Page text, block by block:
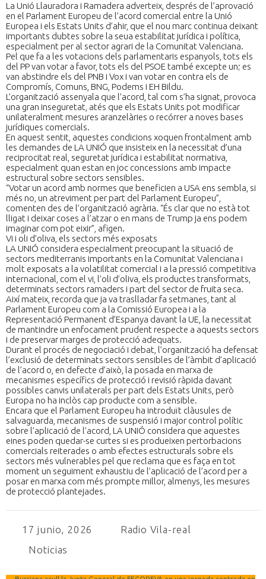
La Unió Llauradora i Ramadera adverteix, després de l’aprovació
en el Parlament Europeu de l’acord comercial entre la Unió
Europea i els Estats Units d’ahir, que el nou marc continua deixant
importants dubtes sobre la seua estabilitat jurídica i política,
especialment per al sector agrari de la Comunitat Valenciana.
Pel que fa a les votacions dels parlamentaris espanyols, tots els
del PP van votar a favor, tots els del PSOE també excepte un; es
van abstindre els del PNB i Vox i van votar en contra els de
Compromís, Comuns, BNG, Podems i EH Bildu.
L’organització assenyala que l’acord, tal com s’ha signat, provoca
una gran inseguretat, atés que els Estats Units pot modificar
unilateralment mesures aranzelàries o recórrer a noves bases
jurídiques comercials.
En aquest sentit, aquestes condicions xoquen frontalment amb
les demandes de LA UNIÓ que insisteix en la necessitat d’una
reciprocitat real, seguretat jurídica i estabilitat normativa,
especialment quan estan en joc concessions amb impacte
estructural sobre sectors sensibles.
“Votar un acord amb normes que beneficien a USA ens sembla, si
més no, un atreviment per part del Parlament Europeu”,
comenten des de l’organització agrària. “És clar que no està tot
lligat i deixar coses a l’atzar o en mans de Trump ja ens podem
imaginar com pot eixir”, afigen.
Vi i oli d’oliva, els sectors més exposats
LA UNIÓ considera especialment preocupant la situació de
sectors mediterranis importants en la Comunitat Valenciana i
molt exposats a la volatilitat comercial i a la pressió competitiva
internacional, com el vi, l’oli d’oliva, els productes transformats,
determinats sectors ramaders i part del sector de fruita seca.
Així mateix, recorda que ja va traslladar fa setmanes, tant al
Parlament Europeu com a la Comissió Europea i a la
Representació Permanent d’Espanya davant la UE, la necessitat
de mantindre un enfocament prudent respecte a aquests sectors
i de preservar marges de protecció adequats.
Durant el procés de negociació i debat, l’organització ha defensat
l’exclusió de determinats sectors sensibles de l’àmbit d’aplicació
de l’acord o, en defecte d’això, la posada en marxa de
mecanismes específics de protecció i revisió ràpida davant
possibles canvis unilaterals per part dels Estats Units, però
Europa no ha inclòs cap producte com a sensible.
Encara que el Parlament Europeu ha introduït clàusules de
salvaguarda, mecanismes de suspensió i major control polític
sobre l’aplicació de l’acord, LA UNIÓ considera que aquestes
eines poden quedar-se curtes si es produeixen pertorbacions
comercials reiterades o amb efectes estructurals sobre els
sectors més vulnerables pel que reclama que es faça en tot
moment un seguiment exhaustiu de l’aplicació de l’acord per a
posar en marxa com més prompte millor, almenys, les mesures
de protecció plantejades.
17 junio, 2026
Radio Vila-real
Noticias